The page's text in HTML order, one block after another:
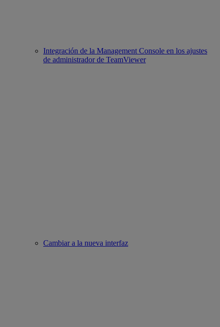
Integración de la Management Console en los ajustes
de administrador de TeamViewer
Cambiar a la nueva interfaz